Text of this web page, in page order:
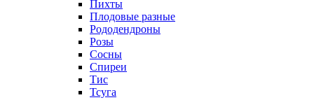
Пихты
Плодовые разные
Рододендроны
Розы
Сосны
Спиреи
Тис
Тсуга